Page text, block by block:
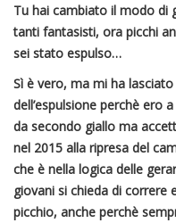
Tu hai cambiato il modo di
tanti fantasisti, ora picchi
sei stato espulso…
Sì è vero, ma mi ha
dell’espulsione perchè ero
da secondo giallo ma
nel 2015 alla ripresa del
che è nella logica delle
giovani si chieda di correre
picchio, anche perchè